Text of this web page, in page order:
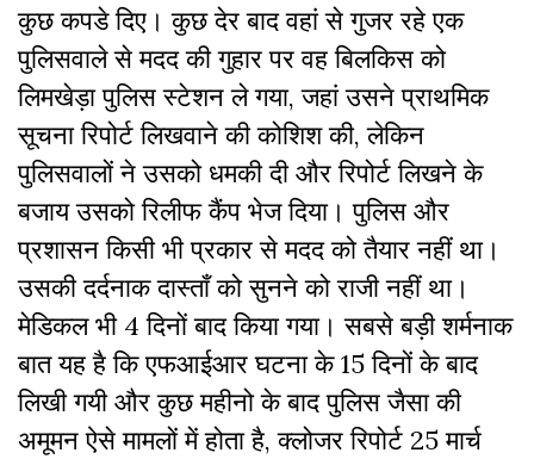
कुछ कपडे दिए। कुछ देर बाद वहां से गुजर रहे एक
पुलिसवाले से मदद की गुहार पर वह बिलकिस को
लिमखेड़ा पुलिस स्टेशन ले गया, जहां उसने प्राथमिक
सूचना रिपोर्ट लिखवाने की कोशिश की, लेकिन
पुलिसवालों ने उसको धमकी दी और रिपोर्ट लिखने के
बजाय उसको रिलीफ कैंप भेज दिया। पुलिस और
प्रशासन किसी भी प्रकार से मदद को तैयार नहीं था।
उसकी दर्दनाक दास्ताँ को सुनने को राजी नहीं था।
मेडिकल भी 4 दिनों बाद किया गया। सबसे बड़ी शर्मनाक
बात यह है कि एफआईआर घटना के 15 दिनों के बाद
लिखी गयी और कुछ महीनो के बाद पुलिस जैसा की
अमूमन ऐसे मामलों में होता है, क्लोजर रिपोर्ट 25 मार्च